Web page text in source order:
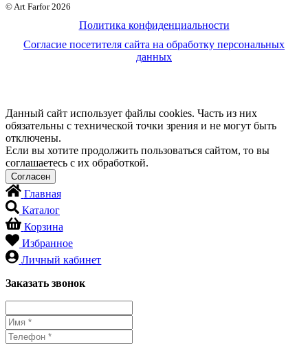
© Art Farfor 2026
Политика конфиденциальности
Согласие посетителя сайта на обработку персональных
данных
Данный сайт использует файлы cookies. Часть из них
обязательны с технической точки зрения и не могут быть
отключены.
Если вы хотите продолжить пользоваться сайтом, то вы
соглашаетесь с их обработкой.
Главная
Каталог
Корзина
Избранное
Личный кабинет
Заказать звонок